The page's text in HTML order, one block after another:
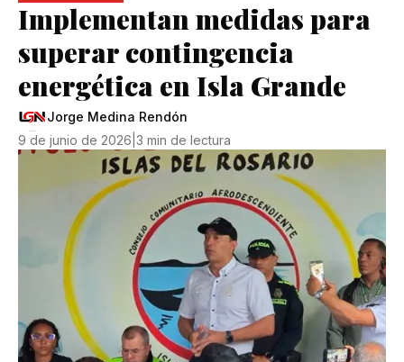
Implementan medidas para
superar contingencia
energética en Isla Grande
Jorge Medina Rendón
9 de junio de 2026 3 min de lectura